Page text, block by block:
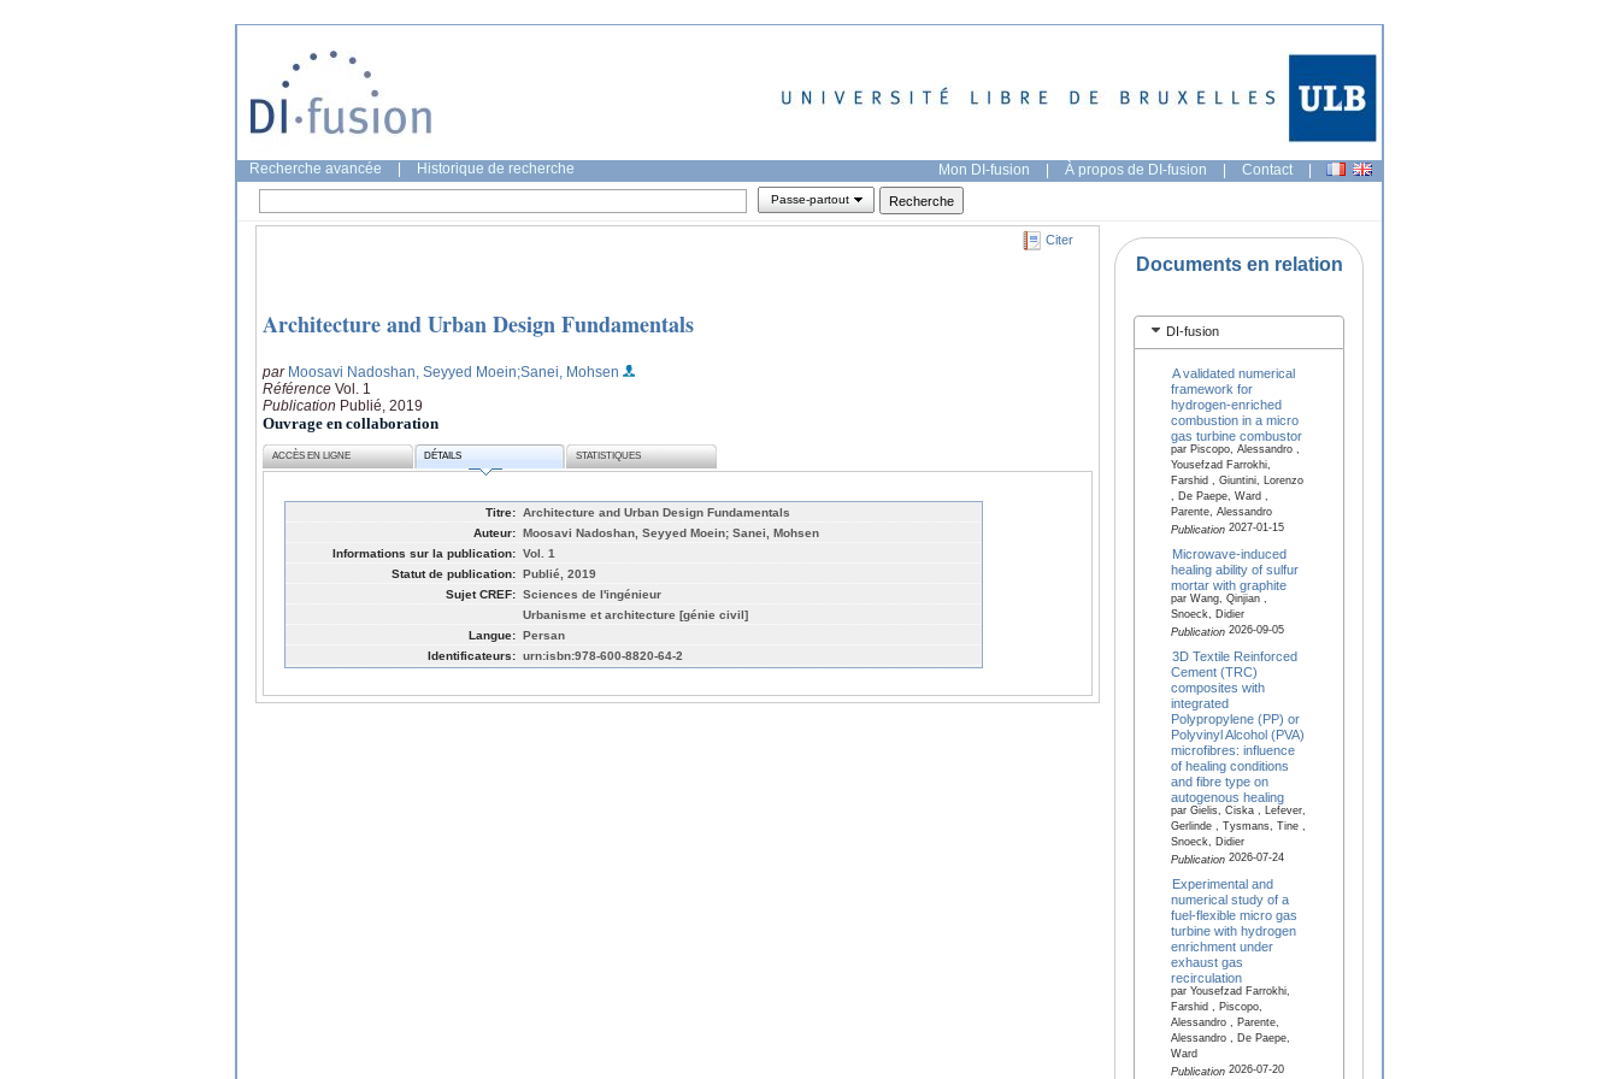
Recherche avancée Historique de recherche Mon DI-fusion | À propos de DI-fusion | Contact |
Passe-partout
Citer
Architecture and Urban Design Fundamentals
par Moosavi Nadoshan, Seyyed Moein;Sanei, Mohsen
Référence Vol. 1
Publication Publié, 2019
Ouvrage en collaboration
ACCÈS EN LIGNE DÉTAILS STATISTIQUES
Titre: Architecture and Urban Design Fundamentals
Auteur: Moosavi Nadoshan, Seyyed Moein; Sanei, Mohsen
Informations sur la publication: Vol. 1
Statut de publication: Publié, 2019
Sujet CREF: Sciences de l'ingénieur
Urbanisme et architecture [génie civil]
Langue: Persan
Identificateurs: urn:isbn:978-600-8820-64-2
Documents en relation
DI-fusion
A validated numerical
framework for
hydrogen-enriched
combustion in a micro
gas turbine combustor
par Piscopo, Alessandro ,
Yousefzad Farrokhi,
Farshid , Giuntini, Lorenzo
, De Paepe, Ward ,
Parente, Alessandro
Publication2027-01-15
Microwave-induced
healing ability of sulfur
mortar with graphite
par Wang, Qinjian ,
Snoeck, Didier
Publication2026-09-05
3D Textile Reinforced
Cement (TRC)
composites with
integrated
Polypropylene (PP) or
Polyvinyl Alcohol (PVA)
microfibres: influence
of healing conditions
and fibre type on
autogenous healing
par Gielis, Ciska , Lefever,
Gerlinde , Tysmans, Tine ,
Snoeck, Didier
Publication2026-07-24
Experimental and
numerical study of a
fuel-flexible micro gas
turbine with hydrogen
enrichment under
exhaust gas
recirculation
par Yousefzad Farrokhi,
Farshid , Piscopo,
Alessandro , Parente,
Alessandro , De Paepe,
Ward
Publication2026-07-20